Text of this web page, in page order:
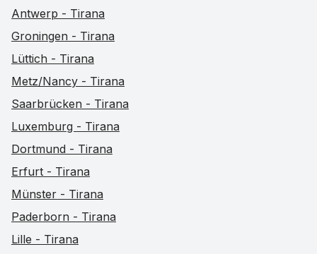
Antwerp - Tirana
Groningen - Tirana
Lüttich - Tirana
Metz/Nancy - Tirana
Saarbrücken - Tirana
Luxemburg - Tirana
Dortmund - Tirana
Erfurt - Tirana
Münster - Tirana
Paderborn - Tirana
Lille - Tirana